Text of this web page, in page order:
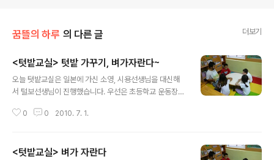
꿈뜰의 하루 의 다른 글 더보기
<텃밭교실> 텃밭 가꾸기, 벼가자란다~
오늘 텃밭교실은 일본에 가신 소영, 시용선생님을 대신해
서 털보선생님이 진행했습니다. 우선은 초등학교 운동장
나하나 살펴보았습니다. 그리고 지금 모습일때는 작물들을
아주었습니다. 그리고는 교실로 돌아와서 다음주 월요일
0 0 2010. 7. 1.
<텃밭교실> 벼가 자란다